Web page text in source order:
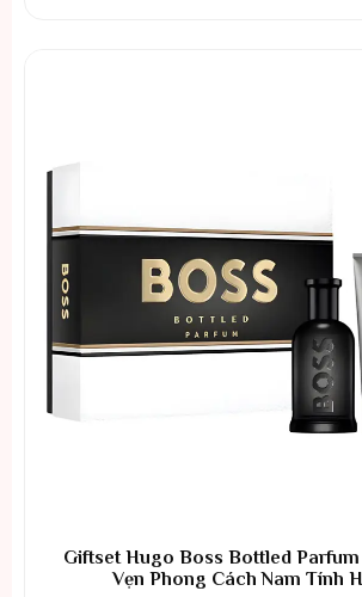
Giftset Hugo Boss Bottled Parfum
Vẹn Phong Cách Nam Tính